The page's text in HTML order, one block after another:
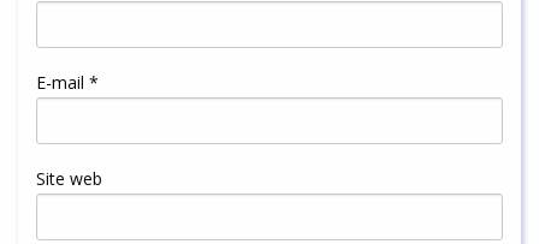
E-mail *
Site web